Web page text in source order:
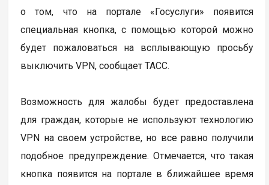
о том, что на портале «Госуслуги» появится
специальная кнопка, с помощью которой можно
будет пожаловаться на всплывающую просьбу
выключить VPN, сообщает ТАСС.
Возможность для жалобы будет предоставлена
для граждан, которые не используют технологию
VPN на своем устройстве, но все равно получили
подобное предупреждение. Отмечается, что такая
кнопка появится на портале в ближайшее время